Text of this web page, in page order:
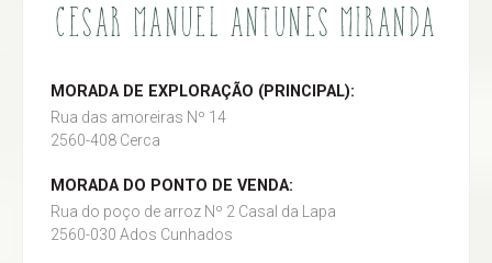
CESAR MANUEL ANTUNES MIRANDA
MORADA DE EXPLORAÇÃO (PRINCIPAL):
Rua das amoreiras Nº 14
2560-408 Cerca
MORADA DO PONTO DE VENDA:
Rua do poço de arroz Nº 2 Casal da Lapa
2560-030 Ados Cunhados